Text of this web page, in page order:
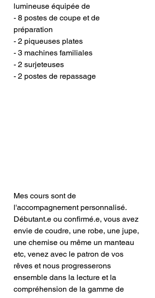
lumineuse équipée de
- 8 postes de coupe et de
préparation
- 2 piqueuses plates
- 3 machines familiales
- 2 surjeteuses
- 2 postes de repassage
Mes cours sont de
l'accompagnement personnalisé.
Débutant.e ou confirmé.e, vous avez
envie de coudre, une robe, une jupe,
une chemise ou même un manteau
etc, venez avec le patron de vos
rêves et nous progresserons
ensemble dans la lecture et la
compréhension de la gamme de